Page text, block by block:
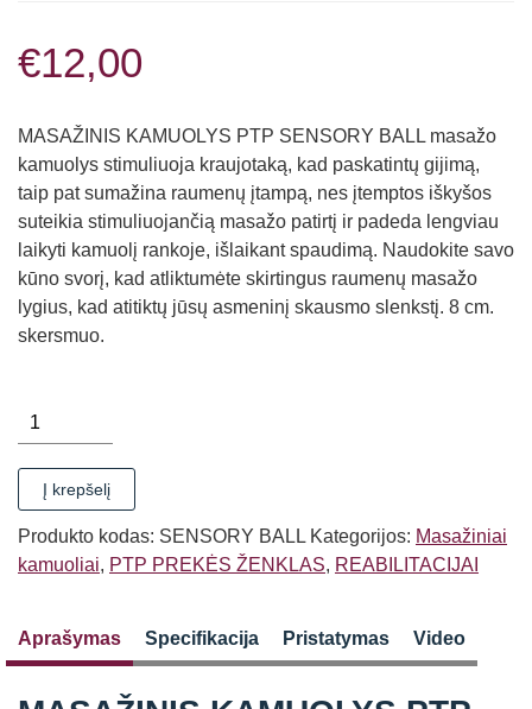
€12,00
MASAŽINIS KAMUOLYS PTP SENSORY BALL masažo
kamuolys stimuliuoja kraujotaką, kad paskatintų gijimą,
taip pat sumažina raumenų įtampą, nes įtemptos iškyšos
suteikia stimuliuojančią masažo patirtį ir padeda lengviau
laikyti kamuolį rankoje, išlaikant spaudimą. Naudokite savo
kūno svorį, kad atliktumėte skirtingus raumenų masažo
lygius, kad atitiktų jūsų asmeninį skausmo slenkstį. 8 cm.
skersmuo.
produkto
kiekis:
MASAŽINIS
KAMUOLYS
PTP
SENSORY
Į krepšelį
Produkto kodas: SENSORY BALL Kategorijos: Masažiniai
kamuoliai, PTP PREKĖS ŽENKLAS, REABILITACIJAI
Aprašymas Specifikacija Pristatymas Video